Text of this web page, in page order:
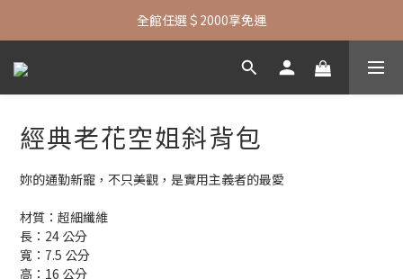
七夕限定| 指定包款+短夾還贈品牌襪子
全館任選＄2000享免運
七夕限定| 指定包款+短夾還贈品牌襪子
經典老花空姐斜背包
妳的通勤新寵，不只美觀，是實用主義者的最愛
材質：超細纖維
長：24 公分
寬：7.5 公分
高：16 公分